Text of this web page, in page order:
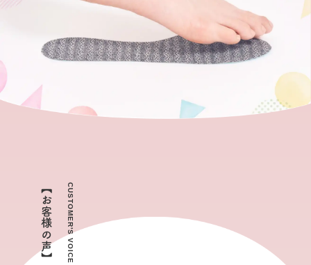
CUSTOMER'S VOICE
【お客様の声】